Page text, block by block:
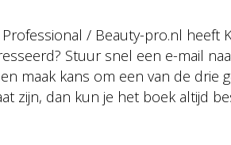
/ Beauty-pro.nl heeft
Stuur snel een e-mail
en maak kans om een van de drie
zijn, dan kun je het boek altijd